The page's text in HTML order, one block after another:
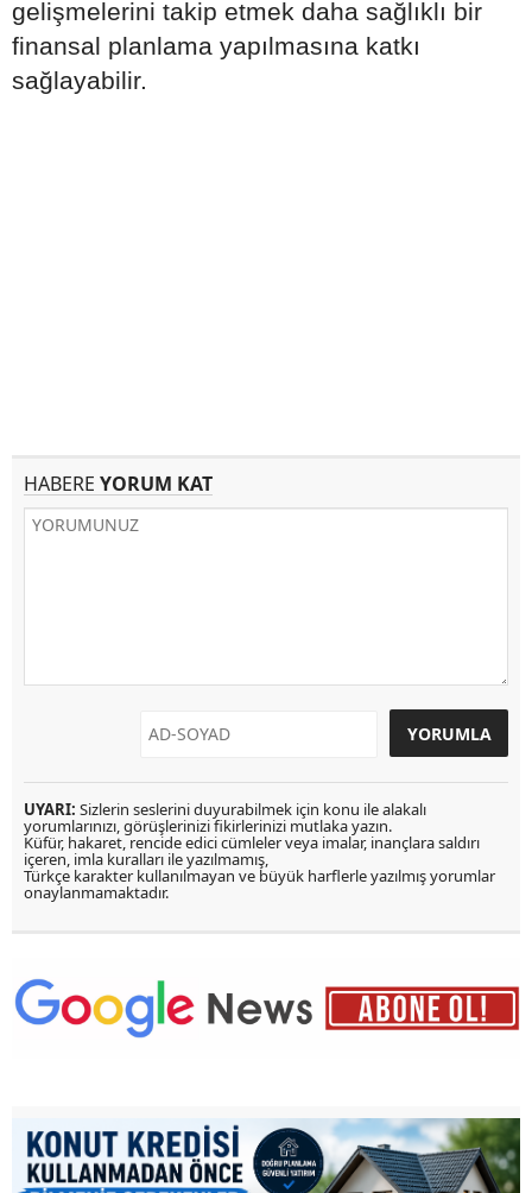
gelişmelerini takip etmek daha sağlıklı bir
finansal planlama yapılmasına katkı
sağlayabilir.
HABERE YORUM KAT
UYARI: Sizlerin seslerini duyurabilmek için konu ile alakalı
yorumlarınızı, görüşlerinizi fikirlerinizi mutlaka yazın.
Küfür, hakaret, rencide edici cümleler veya imalar, inançlara saldırı
içeren, imla kuralları ile yazılmamış,
Türkçe karakter kullanılmayan ve büyük harflerle yazılmış yorumlar
onaylanmamaktadır.